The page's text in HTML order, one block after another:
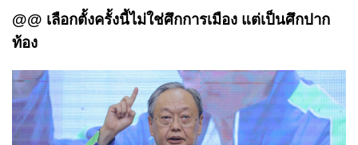
@@ เลือกตั้งครั้งนี้ไม่ใช่ศึกการเมือง แต่เป็นศึกปาก
ท้อง